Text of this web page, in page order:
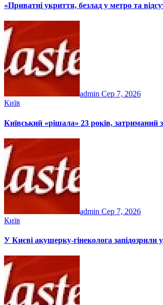
«Приватні укриття, безлад у метро та
admin Сер 7, 2026
Київ
Київський «рішала» 23 років, затриманий
admin Сер 7, 2026
Київ
У Києві акушерку-гінеколога запідозрили у